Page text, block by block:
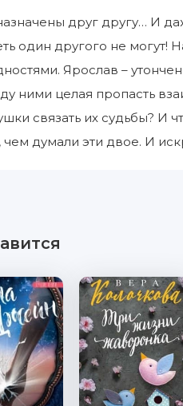
друг другу… И
один другого не могут!
Ярослав –
ними целая пропасть
связать их судьбы? И
думали эти двое. И